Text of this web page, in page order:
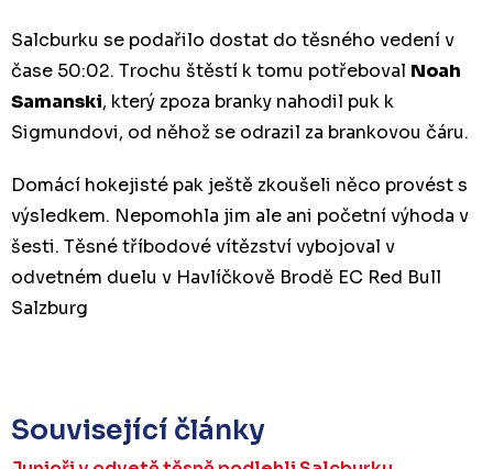
Salcburku se podařilo dostat do těsného vedení v
čase 50:02. Trochu štěstí k tomu potřeboval Noah
Samanski, který zpoza branky nahodil puk k
Sigmundovi, od něhož se odrazil za brankovou čáru.
Domácí hokejisté pak ještě zkoušeli něco provést s
výsledkem. Nepomohla jim ale ani početní výhoda v
šesti. Těsné tříbodové vítězství vybojoval v
odvetném duelu v Havlíčkově Brodě EC Red Bull
Salzburg
Související články